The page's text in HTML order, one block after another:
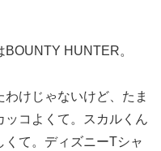
HUNTER。
けじゃないけど、たま
ッコよくて。スカルくん
て。ディズニーTシャ